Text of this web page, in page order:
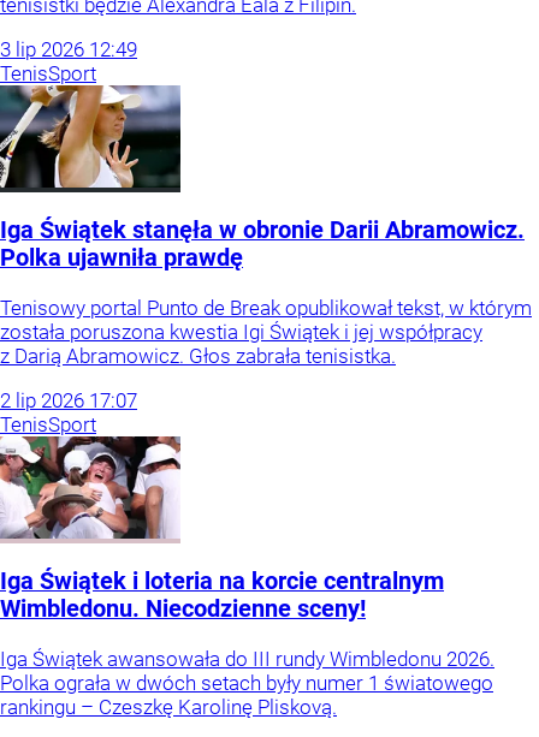
tenisistki będzie Alexandra Eala z Filipin.
3 lip 2026 12:49
TenisSport
Iga Świątek stanęła w obronie Darii Abramowicz.
Polka ujawniła prawdę
Tenisowy portal Punto de Break opublikował tekst, w którym
została poruszona kwestia Igi Świątek i jej współpracy
z Darią Abramowicz. Głos zabrała tenisistka.
2 lip 2026 17:07
TenisSport
Iga Świątek i loteria na korcie centralnym
Wimbledonu. Niecodzienne sceny!
Iga Świątek awansowała do III rundy Wimbledonu 2026.
Polka ograła w dwóch setach były numer 1 światowego
rankingu – Czeszkę Karolinę Pliskovą.